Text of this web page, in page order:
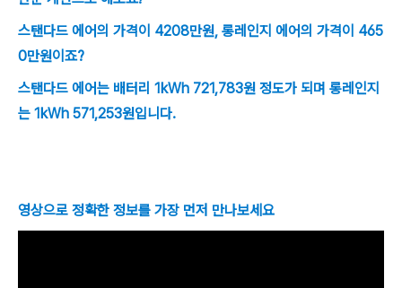
스탠다드 에어의 가격이 4208만원, 롱레인지 에어의 가격이 465
0만원이죠?
스탠다드 에어는 배터리 1kWh 721,783원 정도가 되며 롱레인지
는 1kWh 571,253원입니다.
영상으로 정확한 정보를 가장 먼저 만나보세요